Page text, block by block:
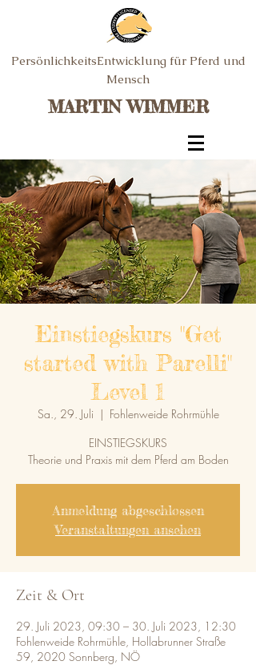
PersönlichkeitsEntwicklung für Pferd und
Mensch
MARTIN WIMMER
Einstiegskurs "Get
started with Parelli"
Level 1
Sa., 29. Juli
  |
Fohlenweide Rohrmühle
EINSTIEGSKURS
Theorie und Praxis mit dem Pferd am Boden
Anmeldung abgeschlossen
Veranstaltungen ansehen
Zeit & Ort
29. Juli 2023, 09:30 – 30. Juli 2023, 12:30
Fohlenweide Rohrmühle, Hollabrunner Straße
59, 2020 Sonnberg, NÖ